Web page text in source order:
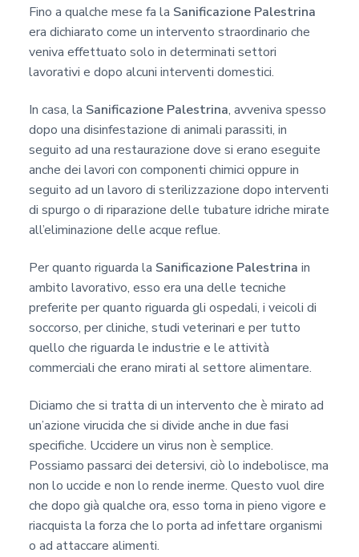
Fino a qualche mese fa la Sanificazione Palestrina
era dichiarato come un intervento straordinario che
veniva effettuato solo in determinati settori
lavorativi e dopo alcuni interventi domestici.
In casa, la Sanificazione Palestrina, avveniva spesso
dopo una disinfestazione di animali parassiti, in
seguito ad una restaurazione dove si erano eseguite
anche dei lavori con componenti chimici oppure in
seguito ad un lavoro di sterilizzazione dopo interventi
di spurgo o di riparazione delle tubature idriche mirate
all’eliminazione delle acque reflue.
Per quanto riguarda la Sanificazione Palestrina in
ambito lavorativo, esso era una delle tecniche
preferite per quanto riguarda gli ospedali, i veicoli di
soccorso, per cliniche, studi veterinari e per tutto
quello che riguarda le industrie e le attività
commerciali che erano mirati al settore alimentare.
Diciamo che si tratta di un intervento che è mirato ad
un’azione virucida che si divide anche in due fasi
specifiche. Uccidere un virus non è semplice.
Possiamo passarci dei detersivi, ciò lo indebolisce, ma
non lo uccide e non lo rende inerme. Questo vuol dire
che dopo già qualche ora, esso torna in pieno vigore e
riacquista la forza che lo porta ad infettare organismi
o ad attaccare alimenti.